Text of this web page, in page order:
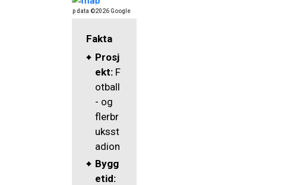
Map data ©2026 Google
Fakta
Prosj
ekt: F
otball
- og
flerbr
uksst
adion
Bygg
etid: